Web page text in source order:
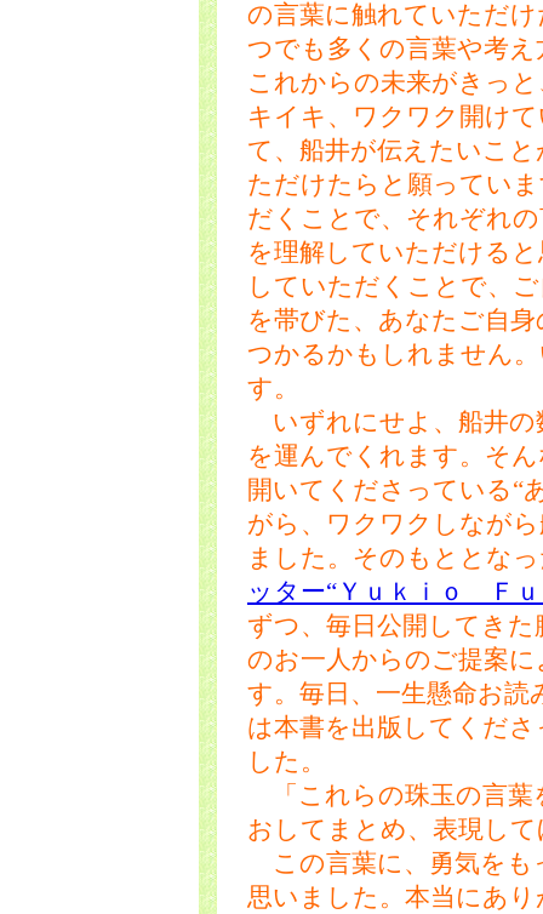
の言葉に触れていただ
つでも多くの言葉や考
これからの未来がきっ
キイキ、ワクワク開け
て、船井が伝えたいこ
ただけたらと願ってい
だくことで、それぞれ
を理解していただける
していただくことで、
を帯びた、あなたご自
つかるかもしれません
す。
いずれにせよ、船井の
を運んでくれます。そ
開いてくださっている“
がら、ワクワクしなが
ました。そのもととな
ッター“Ｙｕｋｉｏ Ｆ
ずつ、毎日公開してき
のお一人からのご提案
す。毎日、一生懸命お
は本書を出版してくだ
した。
「これらの珠玉の言葉
おしてまとめ、表現し
この言葉に、勇気をも
思いました。本当にあ